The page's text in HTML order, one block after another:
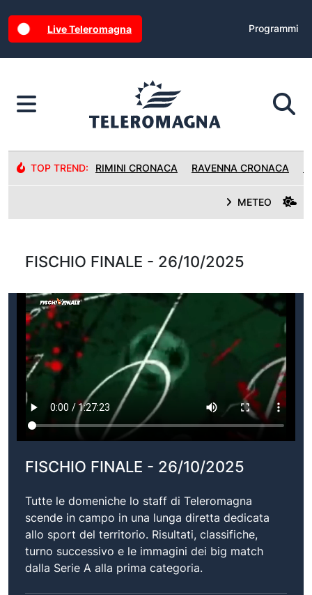
Live Teleromagna Programmi
TOP TREND: RIMINI CRONACA RAVENNA CRONACA
METEO
FISCHIO FINALE - 26/10/2025
FISCHIO FINALE - 26/10/2025
Tutte le domeniche lo staff di Teleromagna
scende in campo in una lunga diretta dedicata
allo sport del territorio. Risultati, classifiche,
turno successivo e le immagini dei big match
dalla Serie A alla prima categoria.